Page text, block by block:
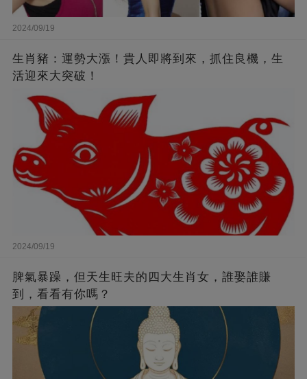
2024/09/19
生肖豬：運勢大漲！貴人即將到來，抓住良機，生
活迎來大突破！
2024/09/19
脾氣暴躁，但天生旺夫的四大生肖女，誰娶誰賺
到，看看有你嗎？